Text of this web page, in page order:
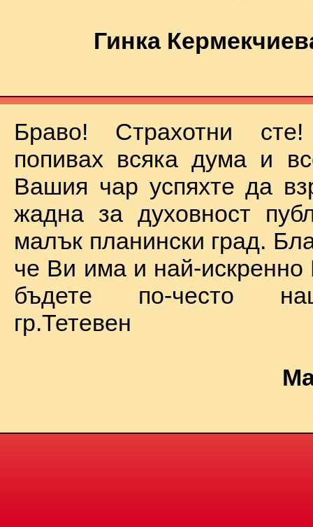
Гинка
Браво! Страхотни
попивах всяка дума и
Вашия чар успяхте да
жадна за духовност
малък планински град.
че Ви има и най-
бъдете по-често
гр.Тетевен